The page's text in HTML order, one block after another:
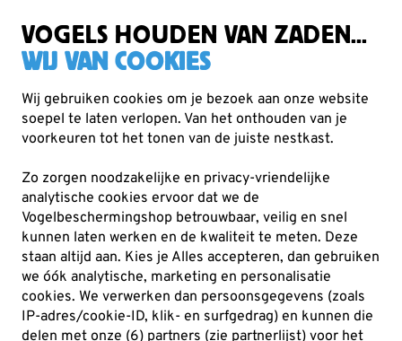
VOGELS HOUDEN VAN ZADEN...
WIJ VAN COOKIES
Wij gebruiken cookies om je bezoek aan onze website
soepel te laten verlopen. Van het onthouden van je
voorkeuren tot het tonen van de juiste nestkast.
Zo zorgen noodzakelijke en privacy-vriendelijke
analytische cookies ervoor dat we de
Vogelbeschermingshop betrouwbaar, veilig en snel
kunnen laten werken en de kwaliteit te meten. Deze
staan altijd aan. Kies je Alles accepteren, dan gebruiken
we óók analytische, marketing en personalisatie
cookies. We verwerken dan persoonsgegevens (zoals
IP-adres/cookie-ID, klik- en surfgedrag) en kunnen die
delen met onze (6) partners (zie partnerlijst) voor het
Cadeaus Metalbirds